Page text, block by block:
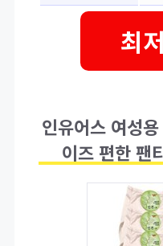
최
인유어스 여성
이즈 편한 팬